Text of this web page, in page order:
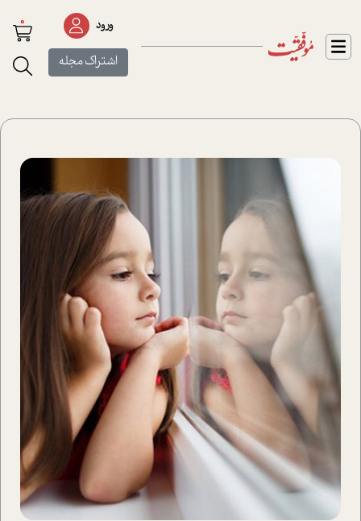
ورود
اشتراک مجله
0